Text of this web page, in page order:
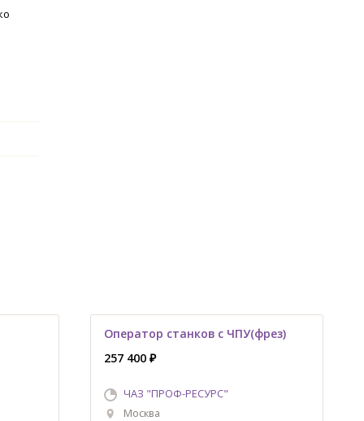
Оператор станков с ЧПУ(фрез)
257 400 ₽
ЧАЗ "ПРОФ-РЕСУРС"
Москва